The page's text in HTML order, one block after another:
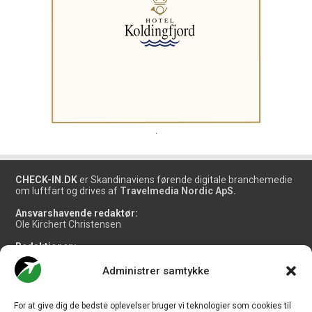
Administrer samtykke
For at give dig de bedste oplevelser bruger vi teknologier som cookies til
CHECK-IN.DK er Skandinaviens førende digitale branchemedie
om luftfart og drives af Travelmedia Nordic ApS.
Ansvarshavende redaktør:
Ole Kirchert Christensen
Redaktionen:
Christian Granhøj Skouboe
Henrik Baumgarten
Danny Longhi Andreasen